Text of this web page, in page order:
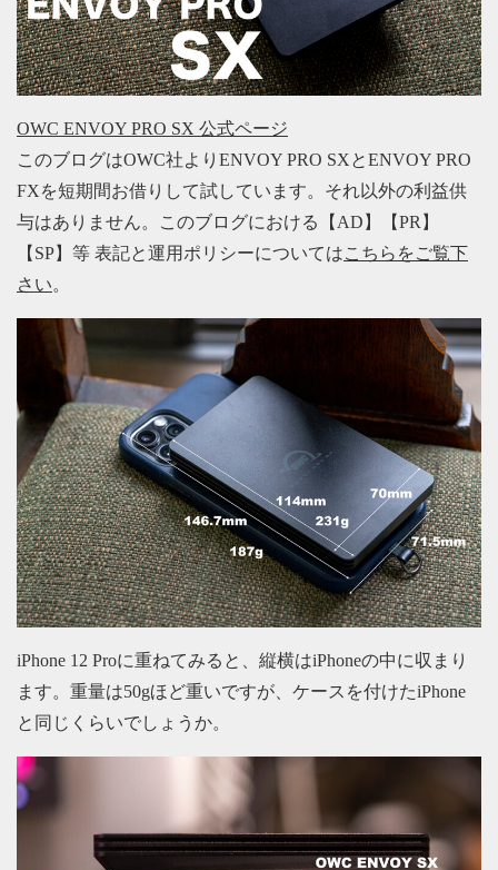
OWC ENVOY PRO SX 公式ページ
このブログはOWC社よりENVOY PRO SXとENVOY PRO
FXを短期間お借りして試しています。それ以外の利益供
与はありません。このブログにおける【AD】【PR】
【SP】等 表記と運用ポリシーについてはこちらをご覧下
さい。
iPhone 12 Proに重ねてみると、縦横はiPhoneの中に収まり
ます。重量は50gほど重いですが、ケースを付けたiPhone
と同じくらいでしょうか。